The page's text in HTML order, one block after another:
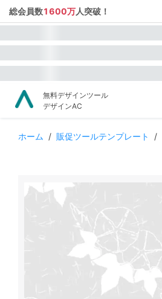
総会員数1600万人突破！
無料デザインツール
デザインAC
ホーム / 販促ツールテンプレート /